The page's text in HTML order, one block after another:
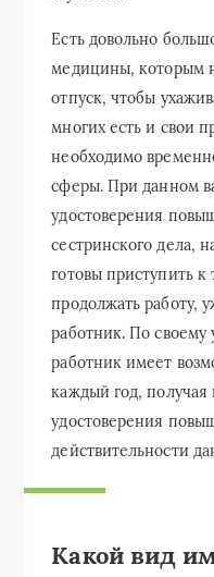
Есть довольно
медицины, которым
отпуск, чтобы
многих есть и свои
необходимо
сферы. При данном
удостоверения
сестринского дела,
готовы приступить к
продолжать работу,
работник. По
работник имеет
каждый год,
удостоверения
действительности
Какой вид